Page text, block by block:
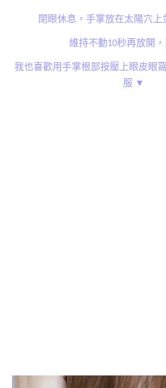
閉眼休息，手掌放在太陽穴上
維持不動10秒再放開
我也喜歡用手掌根部按壓上眼皮眼
服 ▼